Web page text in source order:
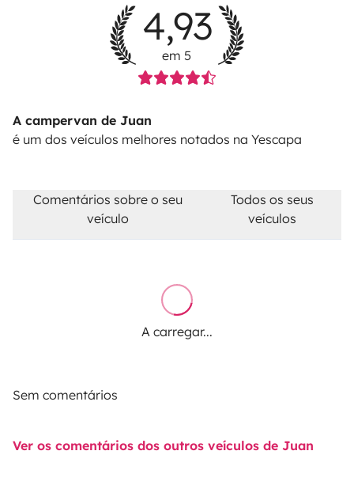
4,93
em 5
A campervan de Juan
é um dos veículos melhores notados na Yescapa
Comentários sobre o seu
veículo
Todos os seus
veículos
A carregar...
Sem comentários
Ver os comentários dos outros veículos de Juan